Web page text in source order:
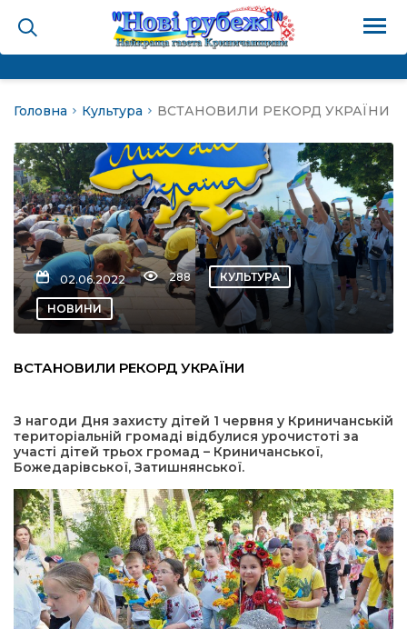
громада
редактора
Відповідаємо
Головна Культура ВСТАНОВИЛИ РЕКОРД УКРАЇНИ
02.06.2022 288 КУЛЬТУРА
НОВИНИ
ВСТАНОВИЛИ РЕКОРД УКРАЇНИ
З нагоди Дня захисту дітей 1 червня у Криничанській
територіальній громаді відбулися урочистоті за
участі дітей трьох громад – Криничанської,
Божедарівської, Затишнянської.